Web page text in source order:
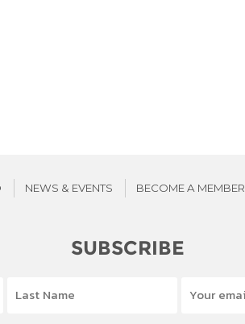
NEWS & EVENTS BECOME A MEMBER
SUBSCRIBE